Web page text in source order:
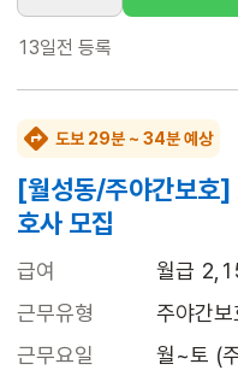
13일전 등록
도보 29분 ~ 34분 예상
[월성동/주야간보호]
호사 모집
급여
월급
근무유형
주야간보
근무요일
월~토 (